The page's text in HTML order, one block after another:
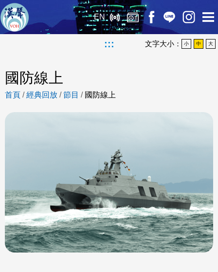
EN
::: 文字大小： 小 中 大
國防線上
首頁 /經典回放 /節目 / 國防線上